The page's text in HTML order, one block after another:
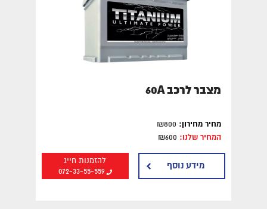
מצבר לרכב 60A
מחיר מחירון:
המחיר שלנו:
להזמנות חייג
072-33-55-559
מידע נוסף